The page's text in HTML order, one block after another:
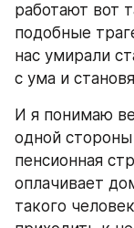
работают вот
подобные
нас умирали
с ума и
И я понимаю
одной
пенсионная
оплачивает
такого